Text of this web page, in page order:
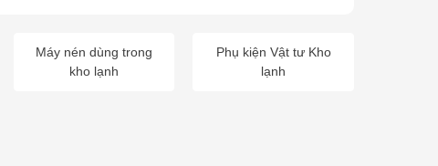
Máy nén dùng trong
kho lạnh
Phụ kiện Vật tư Kho
lạnh